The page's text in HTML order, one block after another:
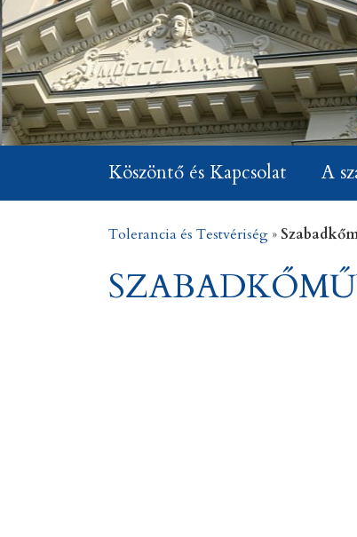
Köszöntő és Kapcsolat A
Tolerancia és Testvériség »